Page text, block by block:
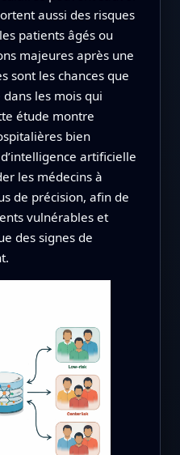
aussi des risques
patients âgés ou
majeures après une
sont les chances que
les mois qui
étude montre
bien
artificielle
les médecins à
de précision, afin de
vulnérables et
des signes de